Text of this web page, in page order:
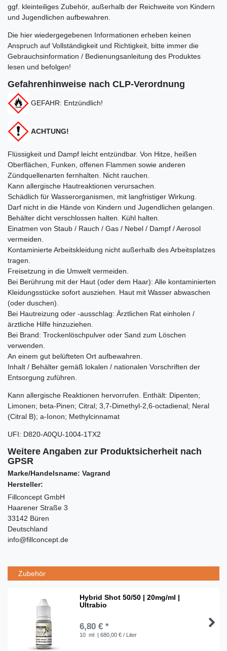
ggf. kleinteiliges Zubehör, außerhalb der Reichweite von Kindern
und Jugendlichen aufbewahren.
Die hier wiedergegebenen Informationen erheben keinen
Anspruch auf Vollständigkeit und Richtigkeit, bitte immer die
Gebrauchsinformation / Bedienungsanleitung des Produktes
lesen und befolgen!
Gefahrenhinweise nach CLP-Verordnung
GEFAHR: Entzündlich!
ACHTUNG!
Flüssigkeit und Dampf leicht entzündbar. Von Hitze, heißen
Oberflächen, Funken, offenen Flammen sowie anderen
Zündquellenarten fernhalten. Nicht rauchen.
Kann allergische Hautreaktionen verursachen.
Schädlich für Wasserorganismen, mit langfristiger Wirkung.
Darf nicht in die Hände von Kindern und Jugendlichen gelangen.
Behälter dicht verschlossen halten. Kühl halten.
Einatmen von Staub / Rauch / Gas / Nebel / Dampf / Aerosol
vermeiden.
Kontaminierte Arbeitskleidung nicht außerhalb des Arbeitsplatzes
tragen.
Freisetzung in die Umwelt vermeiden.
Bei Berührung mit der Haut (oder dem Haar): Alle kontaminierten
Kleidungsstücke sofort ausziehen. Haut mit Wasser abwaschen
(oder duschen).
Bei Hautreizung oder -ausschlag: Ärztlichen Rat einholen /
ärztliche Hilfe hinzuziehen.
Bei Brand: Trockenlöschpulver oder Sand zum Löschen
verwenden.
An einem gut belüfteten Ort aufbewahren.
Inhalt / Behälter gemäß lokalen / nationalen Vorschriften der
Entsorgung zuführen.
Kann allergische Reaktionen hervorrufen. Enthält: Dipenten;
Limonen; beta-Pinen; Citral; 3,7-Dimethyl-2,6-octadienal; Neral
(Citral B); a-Ionon; Methylcinnamat
UFI: D820-A0QU-1004-1TX2
Weitere Angaben zur Produktsicherheit nach
GPSR
Marke/Handelsname: Vagrand
Hersteller:
Fillconcept GmbH
Haarener Straße 3
33142 Büren
Deutschland
info@fillconcept.de
Zubehör
Hybrid Shot 50/50 | 20mg/ml |
Ultrabio
6,80 € *
10 ml | 680,00 € / Liter